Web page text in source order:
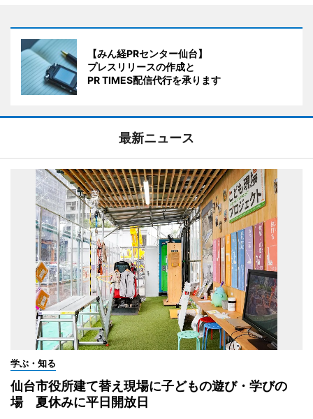
【みん経PRセンター仙台】
プレスリリースの作成と
PR TIMES配信代行を承ります
最新ニュース
学ぶ・知る
仙台市役所建て替え現場に子どもの遊び・学びの
場 夏休みに平日開放日